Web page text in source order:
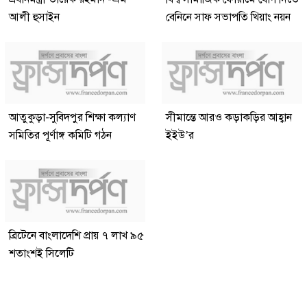
আলী হুসাইন
বেনিনে সাফ সভাপতি খিয়াং নয়ন
আতুকুড়া-সুবিদপুর শিক্ষা কল্যাণ
সমিতির পূর্ণাঙ্গ কমিটি গঠন
সীমান্তে আরও কড়াকড়ির আহ্বান
ইইউ’র
ব্রিটেনে বাংলাদেশি প্রায় ৭ লাখ ৯৫
শতাংশই সিলেটি